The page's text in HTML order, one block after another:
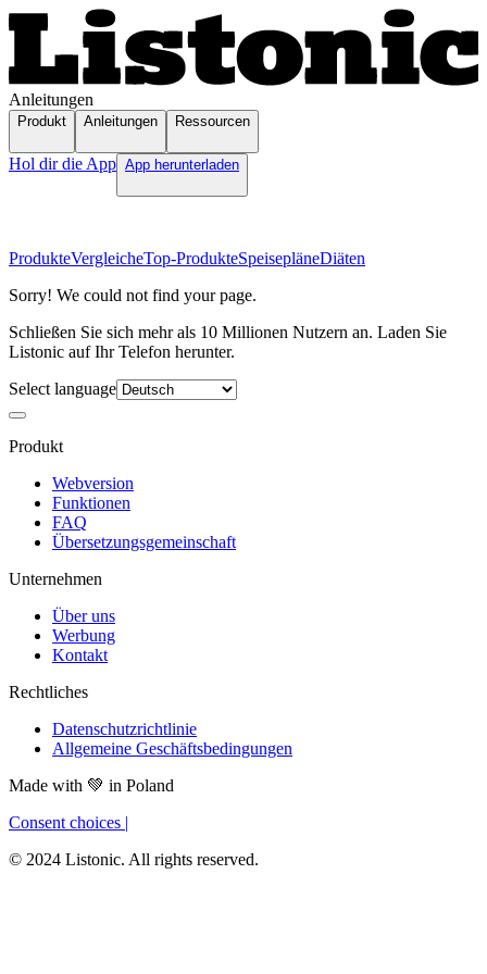
Anleitungen
Produkt Anleitungen Ressourcen
Hol dir die App App herunterladen
ProdukteVergleicheTop-ProdukteSpeisepläneDiäten
Sorry! We could not find your page.
Schließen Sie sich mehr als 10 Millionen Nutzern an. Laden Sie
Listonic auf Ihr Telefon herunter.
Select language
Produkt
Webversion
Funktionen
FAQ
Übersetzungsgemeinschaft
Unternehmen
Über uns
Werbung
Kontakt
Rechtliches
Datenschutzrichtlinie
Allgemeine Geschäftsbedingungen
Made with 💚 in Poland
Consent choices
© 2024 Listonic. All rights reserved.